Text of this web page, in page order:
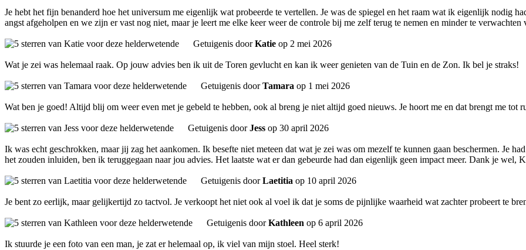
Je hebt het fijn benanderd hoe het universum me eigenlijk wat probeerde te vertellen. Je was de spiegel en het raam wat ik eigenlijk nodig
angst afgeholpen en we zijn er vast nog niet, maar je leert me elke keer weer de controle bij me zelf terug te nemen en minder te
Getuigenis doorKatie op 2 mei 2026
Wat je zei was helemaal raak. Op jouw advies ben ik uit de Toren gevlucht en kan ik weer genieten van de Tuin en de Zon. Ik bel je straks!
Getuigenis doorTamara op 1 mei 2026
Wat ben je goed! Altijd blij om weer even met je gebeld te hebben, ook al breng je niet altijd goed nieuws. Je hoort me en dat brengt me
Getuigenis doorJess op 30 april 2026
Ik was echt geschrokken, maar jij zag het aankomen. Ik besefte niet meteen dat wat je zei was om mezelf te kunnen gaan beschermen. Je
het zouden inluiden, ben ik teruggegaan naar jou advies. Het laatste wat er dan gebeurde had dan eigenlijk geen impact meer. Dank je wel,
Getuigenis doorLaetitia op 10 april 2026
Je bent zo eerlijk, maar gelijkertijd zo tactvol. Je verkoopt het niet ook al voel ik dat je soms de pijnlijke waarheid wat zachter probeert te
Getuigenis doorKathleen op 6 april 2026
Ik stuurde je een foto van een man, je zat er helemaal op, ik viel van mijn stoel. Heel sterk!